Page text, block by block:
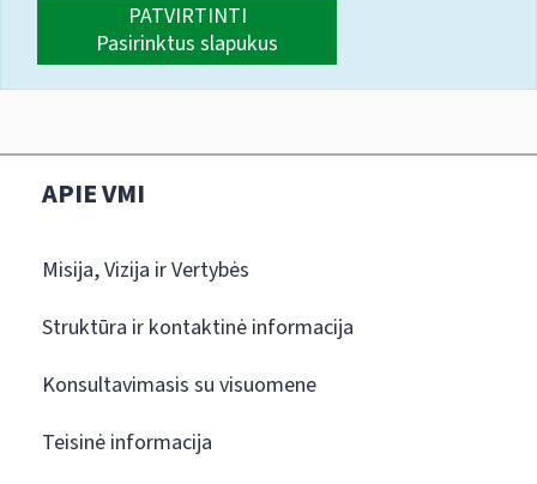
PATVIRTINTI
Pasirinktus slapukus
APIE VMI
Misija, Vizija ir Vertybės
Struktūra ir kontaktinė informacija
Konsultavimasis su visuomene
Teisinė informacija